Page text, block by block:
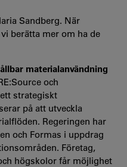
Sandberg. När
berätta mer om ha de
materialanvändning
och
strategiskt
på att utveckla
Regeringen har
och Formas i uppdrag
Företag,
högskolor får möjlighet